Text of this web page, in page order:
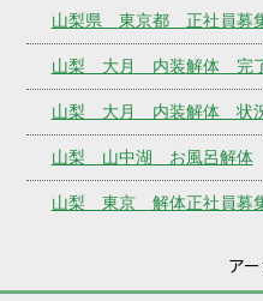
山梨県 東京都 正社員募
山梨 大月 内装解体 完
山梨 大月 内装解体 状
山梨 山中湖 お風呂解体
山梨 東京 解体正社員募
ア